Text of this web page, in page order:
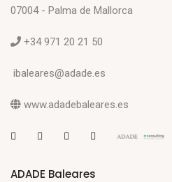
07004 - Palma de Mallorca
+34 971 20 21 50
ibaleares@adade.es
www.adadebaleares.es
ADADE Baleares